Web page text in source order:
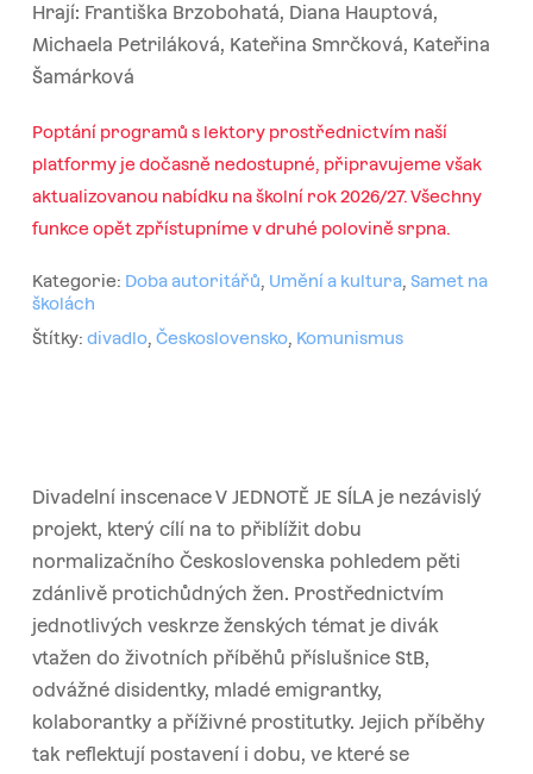
Hrají: Františka Brzobohatá, Diana Hauptová,
Michaela Petriláková, Kateřina Smrčková, Kateřina
Šamárková
Poptání programů s lektory prostřednictvím naší
platformy je dočasně nedostupné, připravujeme však
aktualizovanou nabídku na školní rok 2026/27. Všechny
funkce opět zpřístupníme v druhé polovině srpna.
Kategorie: Doba autoritářů, Umění a kultura, Samet na
školách
Štítky: divadlo, Československo, Komunismus
Divadelní inscenace V JEDNOTĚ JE SÍLA je nezávislý
projekt, který cílí na to přiblížit dobu
normalizačního Československa pohledem pěti
zdánlivě protichůdných žen. Prostřednictvím
jednotlivých veskrze ženských témat je divák
vtažen do životních příběhů příslušnice StB,
odvážné disidentky, mladé emigrantky,
kolaborantky a příživné prostitutky. Jejich příběhy
tak reflektují postavení i dobu, ve které se